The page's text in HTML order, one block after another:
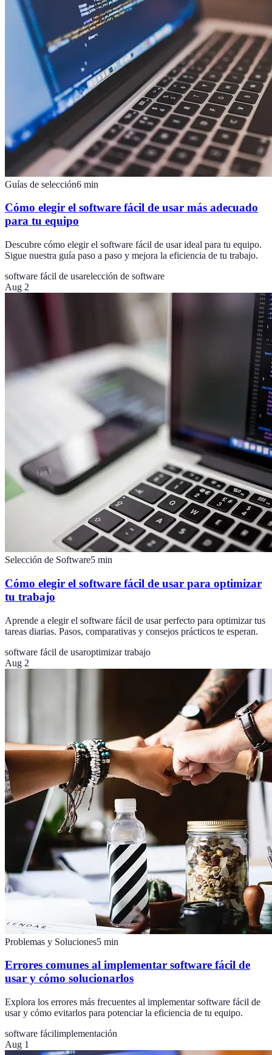
Guías de selección6 min
Cómo elegir el software fácil de usar más adecuado
para tu equipo
Descubre cómo elegir el software fácil de usar ideal para tu equipo.
Sigue nuestra guía paso a paso y mejora la eficiencia de tu trabajo.
software fácil de usarelección de software
Aug 2
Selección de Software5 min
Cómo elegir el software fácil de usar para optimizar
tu trabajo
Aprende a elegir el software fácil de usar perfecto para optimizar tus
tareas diarias. Pasos, comparativas y consejos prácticos te esperan.
software fácil de usaroptimizar trabajo
Aug 2
Problemas y Soluciones5 min
Errores comunes al implementar software fácil de
usar y cómo solucionarlos
Explora los errores más frecuentes al implementar software fácil de
usar y cómo evitarlos para potenciar la eficiencia de tu equipo.
software fácilimplementación
Aug 1